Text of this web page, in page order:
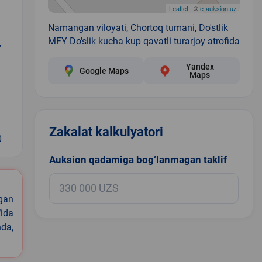
Leaflet| ©e-auksion.uz
Namangan viloyati, Chortoq tumani, Do'stlik
MFY Do'slik kucha kup qavatli turarjoy atrofida
Google Maps
Yandex
Maps
Zakalat kalkulyatori
Auksion qadamiga bog‘lanmagan taklif